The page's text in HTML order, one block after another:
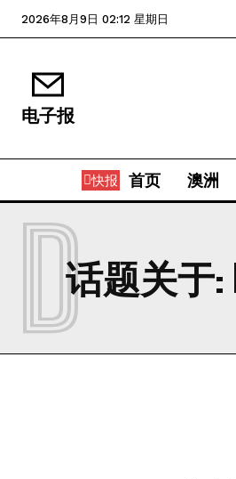
2026年8月9日 02:12 星期日
电子报
快报 首页 澳洲
话题关于:
D